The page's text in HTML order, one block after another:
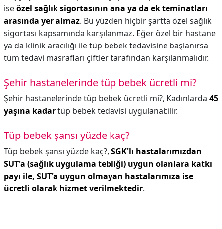
iseözel sağlık sigortasının ana ya da ek teminatları
arasında yer almaz. Bu yüzden hiçbir şartta özel sağlık
sigortası kapsamında karşılanmaz. Eğer özel bir hastane
ya da klinik aracılığı ile tüp bebek tedavisine başlanırsa
tüm tedavi masrafları çiftler tarafından karşılanmalıdır.
Şehir hastanelerinde tüp bebek ücretli mi?
Şehir hastanelerinde tüp bebek ücretli mi?, Kadınlarda 45
yaşına kadartüp bebek tedavisi uygulanabilir.
Tüp bebek şansı yüzde kaç?
Tüp bebek şansı yüzde kaç?, SGK'lı hastalarımızdan
SUT'a (sağlık uygulama tebliği) uygun olanlara katkı
payı ile, SUT'a uygun olmayan hastalarımıza ise
ücretli olarak hizmet verilmektedir.